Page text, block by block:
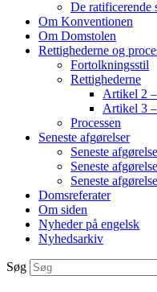
De ratificerende
Om Konventionen
Om Domstolen
Rettighederne og
Fortolkningsstil
Rettighederne
Artikel 2
Artikel 3
Processen
Seneste afgørelser
Seneste
Seneste
Seneste
Domsreferater
Om siden
Nyheder på engelsk
Nyhedsarkiv
Søg